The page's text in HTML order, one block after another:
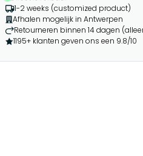
1-2 weeks (customized product)
Afhalen mogelijk in Antwerpen
Retourneren binnen 14 dagen
1195+ klanten geven ons een 9.8/10